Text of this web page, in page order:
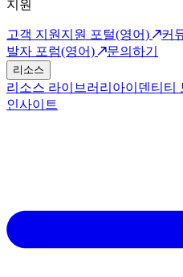
지원
고객 지원 지원 포털(영어) 커
발자 포럼(영어)
문의하기
리소스
리소스 라이브러리 아이덴티티
인사이트